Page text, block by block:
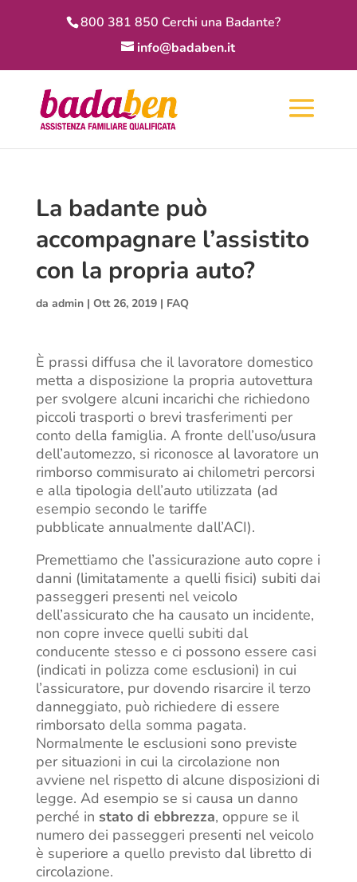
800 381 850 Cerchi una Badante?
info@badaben.it
La badante può
accompagnare l’assistito
con la propria auto?
da admin| Ott 26, 2019| FAQ
È prassi diffusa che il lavoratore domestico
metta a disposizione la propria autovettura
per svolgere alcuni incarichi che richiedono
piccoli trasporti o brevi trasferimenti per
conto della famiglia. A fronte dell’uso/usura
dell’automezzo, si riconosce al lavoratore un
rimborso commisurato ai chilometri percorsi
e alla tipologia dell’auto utilizzata (ad
esempio secondo le tariffe
pubblicate annualmente dall’ACI).
Premettiamo che l’assicurazione auto copre i
danni (limitatamente a quelli fisici) subiti dai
passeggeri presenti nel veicolo
dell’assicurato che ha causato un incidente,
non copre invece quelli subiti dal
conducente stesso e ci possono essere casi
(indicati in polizza come esclusioni) in cui
l’assicuratore, pur dovendo risarcire il terzo
danneggiato, può richiedere di essere
rimborsato della somma pagata.
Normalmente le esclusioni sono previste
per situazioni in cui la circolazione non
avviene nel rispetto di alcune disposizioni di
legge. Ad esempio se si causa un danno
perché in stato di ebbrezza, oppure se il
numero dei passeggeri presenti nel veicolo
è superiore a quello previsto dal libretto di
circolazione.